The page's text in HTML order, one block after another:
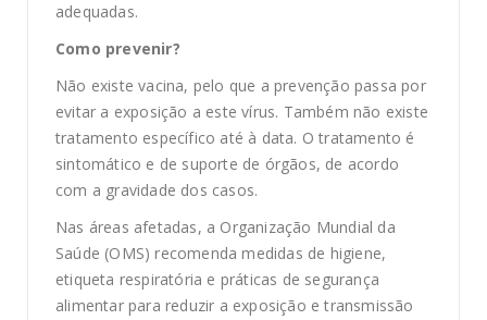
adequadas.
Como prevenir?
Não existe vacina, pelo que a prevenção passa por
evitar a exposição a este vírus. Também não existe
tratamento específico até à data. O tratamento é
sintomático e de suporte de órgãos, de acordo
com a gravidade dos casos.
Nas áreas afetadas, a Organização Mundial da
Saúde (OMS) recomenda medidas de higiene,
etiqueta respiratória e práticas de segurança
alimentar para reduzir a exposição e transmissão